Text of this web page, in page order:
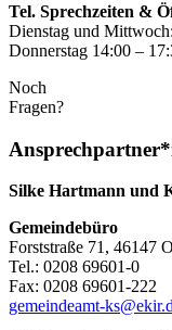
Tel. Sprechzeiten &
Dienstag und
Donnerstag 14:00 –
Noch
Fragen?
Silke Hartmann und
Gemeindebüro
Forststraße 71, 46147
Tel.: 0208 69601-0
Fax: 0208 69601-222
gemeindeamt-